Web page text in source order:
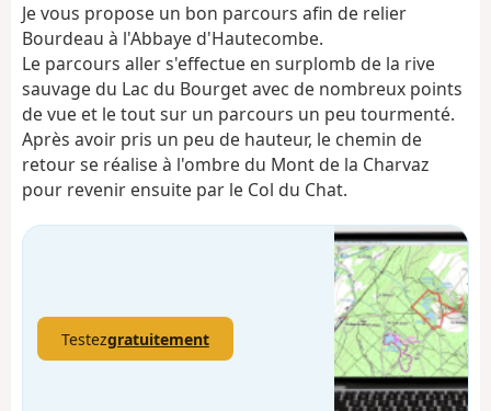
t
i
Je vous propose un bon parcours afin de relier
Bourdeau à l'Abbaye d'Hautecombe.
Le parcours aller s'effectue en surplomb de la rive
sauvage du Lac du Bourget avec de nombreux points
de vue et le tout sur un parcours un peu tourmenté.
Après avoir pris un peu de hauteur, le chemin de
retour se réalise à l'ombre du Mont de la Charvaz
pour revenir ensuite par le Col du Chat.
Testezgratuitement